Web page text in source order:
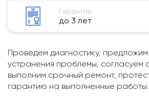
Гарантия
до 3 лет
Проведем диагностику,
устранения проблемы, согласуем
выполним срочный ремонт,
гарантию на выполненные работы.